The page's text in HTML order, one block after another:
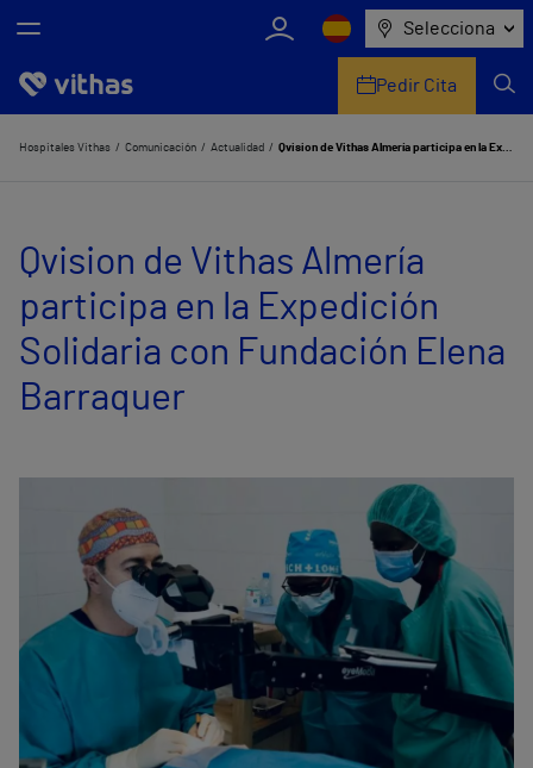
Selecciona
Nosotros
Servicios de salud
Equipo médico y asistencial
Pedir Cita
Hospitales Vithas Comunicación Actualidad Qvision de Vithas Almería participa en la Expedición Solidaria con Fundación Elena Barraquer
Qvision de Vithas Almería
participa en la Expedición
Solidaria con Fundación Elena
Barraquer